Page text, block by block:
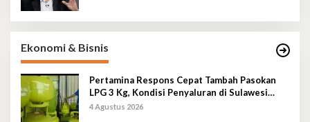
Ekonomi & Bisnis
Pertamina Respons Cepat Tambah Pasokan
LPG 3 Kg, Kondisi Penyaluran di Sulawesi
Selatan Berlangsung Kondusif
4 Agustus 2026